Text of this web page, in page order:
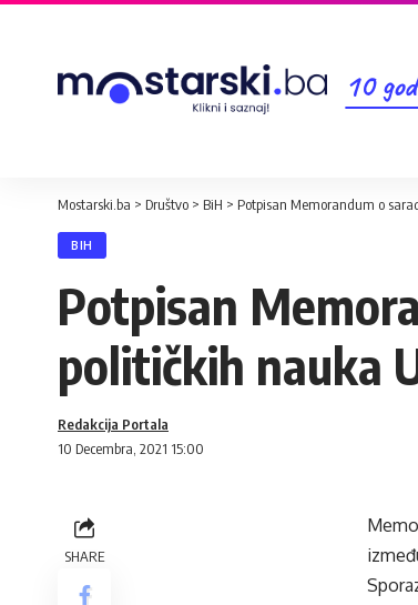
10
Mostarski.ba > Društvo > BiH > Potpisan Memorandum o
BIH
Potpisan
političkih nauka
10 Decembra, 2021 15:00
Redakcija Portala
SHARE